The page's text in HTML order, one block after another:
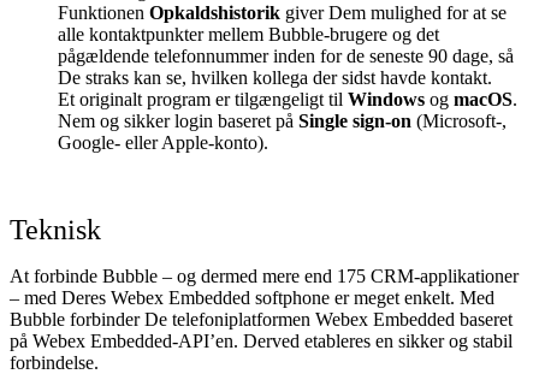
Funktionen Opkaldshistorik giver Dem mulighed for at se
alle kontaktpunkter mellem Bubble‑brugere og det
pågældende telefonnummer inden for de seneste 90 dage, så
De straks kan se, hvilken kollega der sidst havde kontakt.
Et originalt program er tilgængeligt til Windows og macOS.
Nem og sikker login baseret på Single sign‑on (Microsoft-,
Google‑ eller Apple‑konto).
Teknisk
At forbinde Bubble – og dermed mere end 175 CRM-applikationer
– med Deres Webex Embedded softphone er meget enkelt. Med
Bubble forbinder De telefoniplatformen Webex Embedded baseret
på Webex Embedded‑API’en. Derved etableres en sikker og stabil
forbindelse.